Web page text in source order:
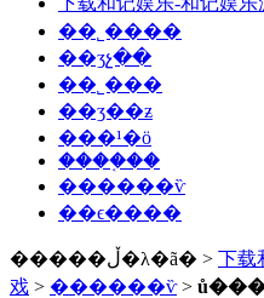
��˾����
��ʒչ��
��˾���
��ʒ��ƶ
���¹�ӧ
����֤��
������ѷ
��ϵ����
�����ڵ�λ�ã� > 下载
戏 > ������ѷ>